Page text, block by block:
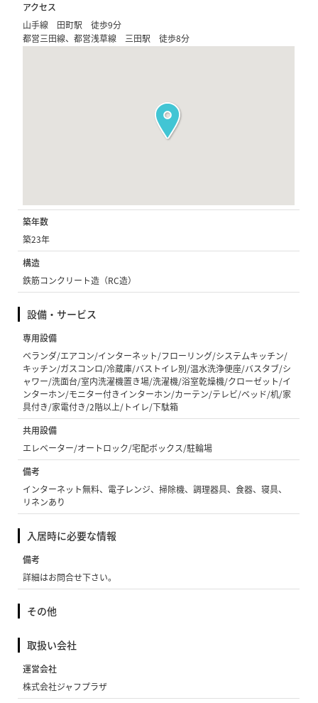
アクセス
山手線 田町駅 徒歩9分
都営三田線、都営浅草線 三田駅 徒歩8分
築年数
築23年
構造
鉄筋コンクリート造（RC造）
設備・サービス
専用設備
ベランダ/エアコン/インターネット/フローリング/システムキッチン/
キッチン/ガスコンロ/冷蔵庫/バストイレ別/温水洗浄便座/バスタブ/シ
ャワー/洗面台/室内洗濯機置き場/洗濯機/浴室乾燥機/クローゼット/イ
ンターホン/モニター付きインターホン/カーテン/テレビ/ベッド/机/家
具付き/家電付き/2階以上/トイレ/下駄箱
共用設備
エレベーター/オートロック/宅配ボックス/駐輪場
備考
インターネット無料、電子レンジ、掃除機、調理器具、食器、寝具、
リネンあり
入居時に必要な情報
備考
詳細はお問合せ下さい。
その他
取扱い会社
運営会社
株式会社ジャフプラザ